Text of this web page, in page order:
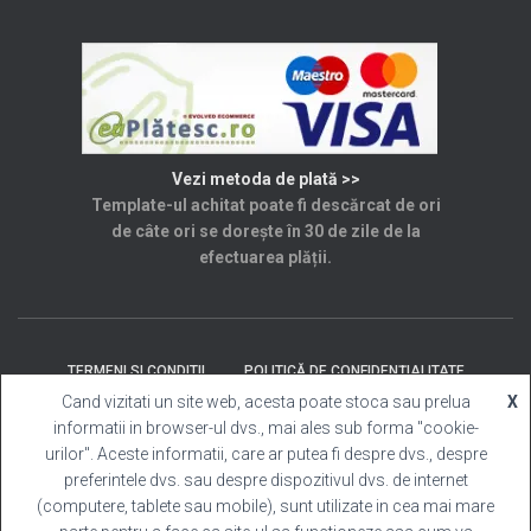
Vezi metoda de plată >>
Template-ul achitat poate fi descărcat de ori
de câte ori se dorește în 30 de zile de la
efectuarea plății.
TERMENI SI CONDITII POLITICĂ DE CONFIDENȚIALITATE
SOLUȚIONAREA LITIGIILOR ANPC CONTACT
Template Cabina Foto| Copyright © 2025 Toate
Cand vizitati un site web, acesta poate stoca sau prelua
informatii in browser-ul dvs., mai ales sub forma "cookie-
urilor". Aceste informatii, care ar putea fi despre dvs., despre
preferintele dvs. sau despre dispozitivul dvs. de internet
(computere, tablete sau mobile), sunt utilizate in cea mai mare
X